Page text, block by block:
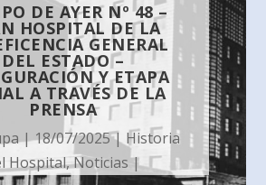
DE AYER Nº 48 –
HOSPITAL DE LA
GENERAL
DEL ESTADO –
Y ETAPA
A TRAVÉS DE LA
PRENSA
|18/07/2025| Historia
Hospital,Noticias|